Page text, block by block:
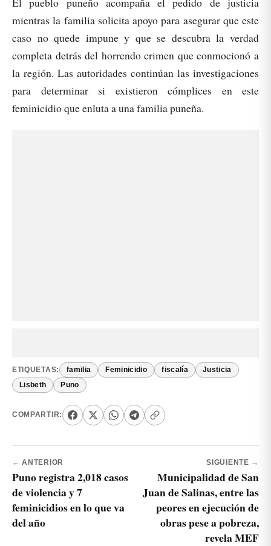
mientras la familia solicita apoyo para asegurar que este
caso no quede impune y que se descubra la verdad
completa detrás del horrendo crimen que conmocionó a
la región. Las autoridades continúan las investigaciones
para determinar si existieron cómplices en este
feminicidio que enluta a una familia puneña.
ETIQUETAS: familia Feminicidio fiscalía Justicia
Lisbeth Puno
COMPARTIR:
← ANTERIOR
Puno registra 2,018 casos
de violencia y 7
feminicidios en lo que va
del año
SIGUIENTE →
Municipalidad de San
Juan de Salinas, entre las
peores en ejecución de
obras pese a pobreza,
revela MEF